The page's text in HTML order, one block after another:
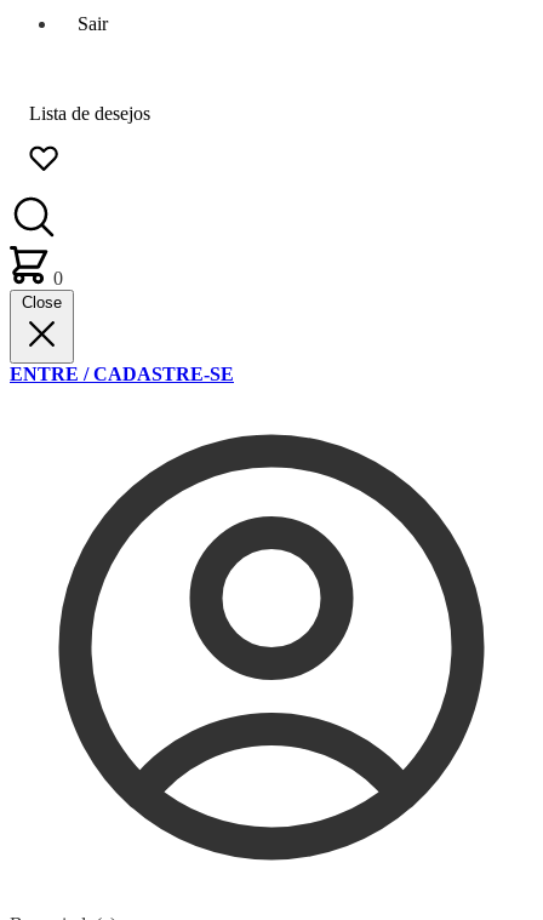
Sair
Lista de desejos
0
Close
ENTRE / CADASTRE-SE